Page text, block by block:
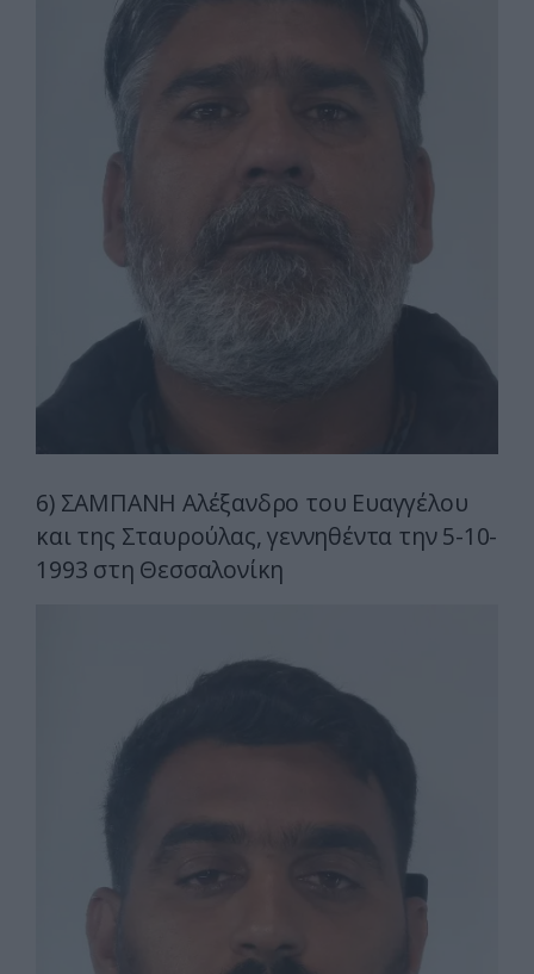
6) ΣΑΜΠΑΝΗ Αλέξανδρο του Ευαγγέλου
και της Σταυρούλας, γεννηθέντα την 5-10-
1993 στη Θεσσαλονίκη